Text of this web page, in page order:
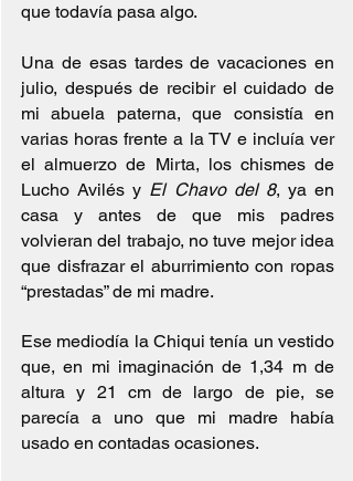
que todavía pasa algo.
Una de esas tardes de vacaciones en
julio, después de recibir el cuidado de
mi abuela paterna, que consistía en
varias horas frente a la TV e incluía ver
el almuerzo de Mirta, los chismes de
Lucho Avilés y El Chavo del 8, ya en
casa y antes de que mis padres
volvieran del trabajo, no tuve mejor idea
que disfrazar el aburrimiento con ropas
“prestadas” de mi madre.
Ese mediodía la Chiqui tenía un vestido
que, en mi imaginación de 1,34 m de
altura y 21 cm de largo de pie, se
parecía a uno que mi madre había
usado en contadas ocasiones.